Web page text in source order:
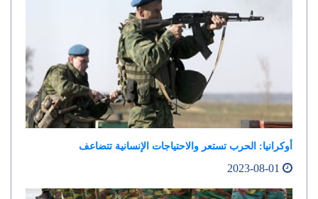
أوكرانيا: الحرب تستعر والاحتياجات الإنسانية تتضاعف